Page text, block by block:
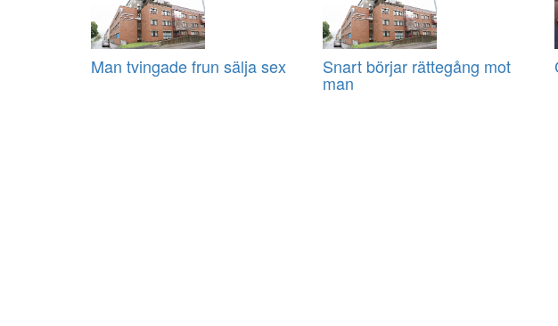
Man tvingade frun sälja sex Snart börjar rättegång mot
man